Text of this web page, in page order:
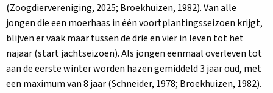
(Zoogdiervereniging, 2025; Broekhuizen, 1982). Van alle
jongen die een moerhaas in één voortplantingsseizoen krijgt,
blijven er vaak maar tussen de drie en vier in leven tot het
najaar (start jachtseizoen). Als jongen eenmaal overleven tot
aan de eerste winter worden hazen gemiddeld 3 jaar oud, met
een maximum van 8 jaar (Schneider, 1978; Broekhuizen, 1982).